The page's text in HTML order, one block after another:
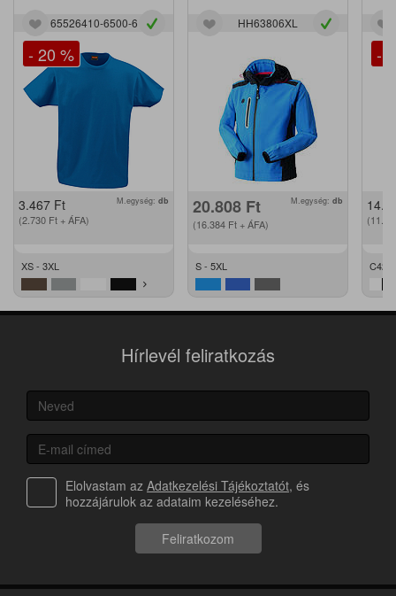
65526410-6500-6
- 20 %
3.467 Ft
(2.730 Ft + ÁFA)
M.egység: db
XS - 3XL
HH63806XL
20.808 Ft
(16.384 Ft + ÁFA)
M.egység: db
S - 5XL
-
C42 -
Hírlevél feliratkozás
Elolvastam az Adatkezelési Tájékoztatót, és
hozzájárulok az adataim kezeléséhez.
Feliratkozom